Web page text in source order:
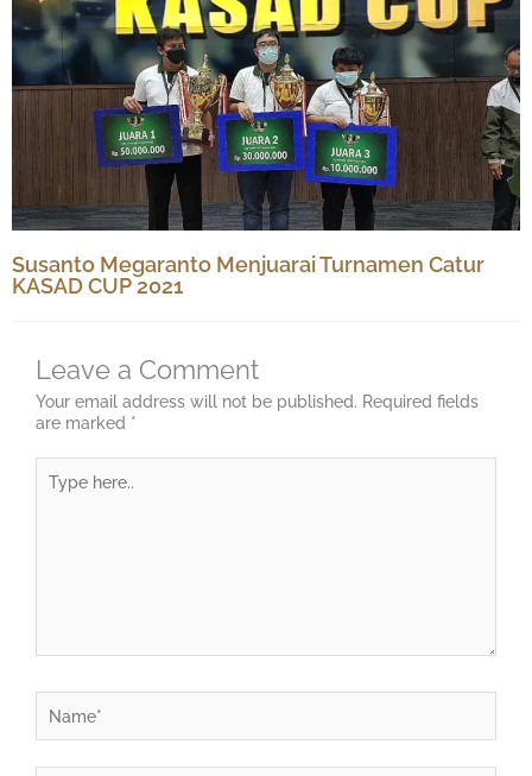
Susanto Megaranto Menjuarai Turnamen Catur
KASAD CUP 2021
Leave a Comment
Your email address will not be published. Required fields
are marked *
here..